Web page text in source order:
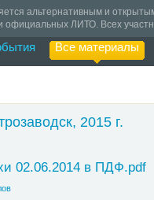
альтернативным и
официальных ЛИТО. Всех
"Елагино-Островские
Все материалы
2015 г.
02.06.2014 в ПДФ.pdf